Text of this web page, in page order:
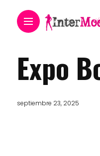
Expo
septiembre 23, 2025